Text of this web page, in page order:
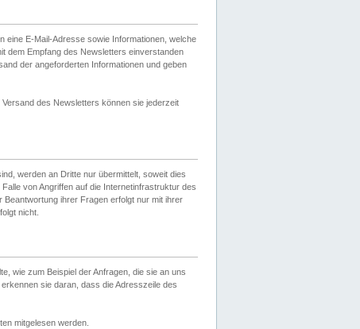
eine E-Mail-Adresse sowie Informationen, welche
dem Empfang des Newsletters einverstanden
der angeforderten Informationen und geben
des Newsletters können sie jederzeit
werden an Dritte nur übermittelt, soweit dies
von Angriffen auf die Internetinfrastruktur des
ihrer Fragen erfolgt nur mit ihrer
nicht.
wie zum Beispiel der Anfragen, die sie an uns
sie daran, dass die Adresszeile des
mitgelesen werden.